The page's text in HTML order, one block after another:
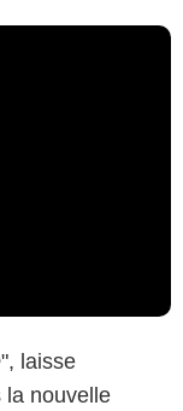
", laisse
la nouvelle